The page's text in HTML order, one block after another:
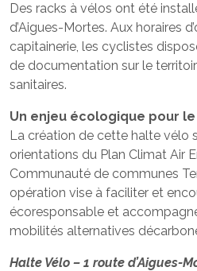
Des racks à vélos ont été
d’Aigues-Mortes. Aux horaires
capitainerie, les cyclistes
de documentation sur le
sanitaires.
Un enjeu écologique pour
La création de cette halte vélo
orientations du Plan Climat Air
Communauté de communes
opération vise à faciliter et
écoresponsable et
mobilités alternatives
Halte Vélo – 1 route d’Aigues-